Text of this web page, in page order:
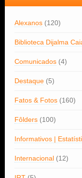
Alexanos (120)
Biblioteca Dijalma
Comunicados (4)
Destaque (5)
Fatos & Fotos (160)
Fôlders (100)
Informativos |
Internacional (12)